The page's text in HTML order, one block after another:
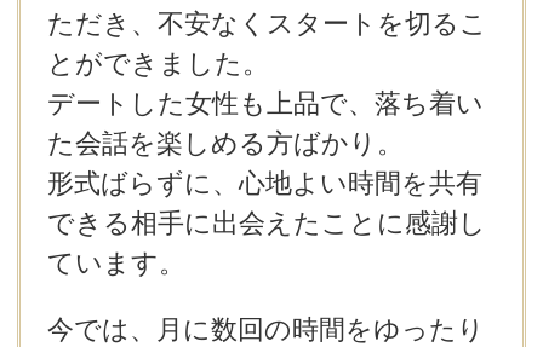
ただき、不安なくスタートを切るこ
とができました。
デートした女性も上品で、落ち着い
た会話を楽しめる方ばかり。
形式ばらずに、心地よい時間を共有
できる相手に出会えたことに感謝し
ています。
今では、月に数回の時間をゆったり